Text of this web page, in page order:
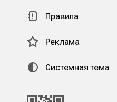
Правила
Реклама
Системная тема